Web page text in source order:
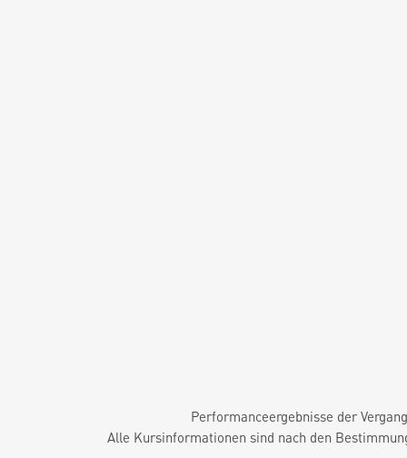
Performanceergebnisse der
Alle Kursinformationen sind nach den